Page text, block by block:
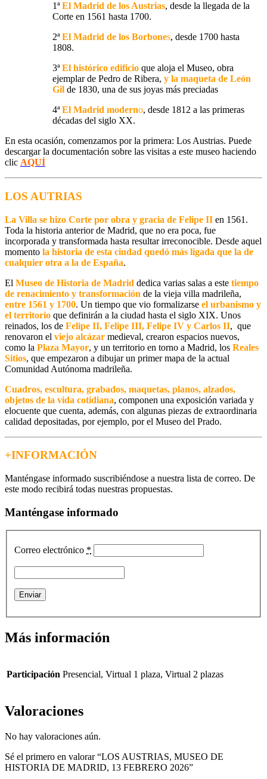
1ªEl Madrid de los Austrias, desde la llegada de la
Corte en 1561 hasta 1700.
2ªEl Madrid de los Borbones, desde 1700 hasta
1808.
3ªEl histórico edificio que aloja el Museo, obra
ejemplar de Pedro de Ribera, y la maqueta de León
Gil de 1830, una de sus joyas más preciadas
4ªEl Madrid moderno, desde 1812 a las primeras
décadas del siglo XX.
En esta ocasión, comenzamos por la primera: Los Austrias. Puede
descargar la documentación sobre las visitas a este museo haciendo
clic AQUÍ
LOS AUTRIAS
La Villa se hizo Corte por obra y gracia de Felipe II en 1561.
Toda la historia anterior de Madrid, que no era poca, fue
incorporada y transformada hasta resultar irreconocible. Desde aquel
momento la historia de esta ciudad quedó más ligada que la de
cualquier otra a la de España.
El Museo de Historia de Madrid dedica varias salas a este tiempo
de renacimiento y transformación de la vieja villa madrileña,
entre 1561 y 1700. Un tiempo que vio formalizarse el urbanismo y
el territorio que definirán a la ciudad hasta el siglo XIX. Unos
reinados, los de Felipe II, Felipe III, Felipe IV y Carlos II, que
renovaron el viejo alcázar medieval, crearon espacios nuevos,
como la Plaza Mayor, y un territorio en torno a Madrid, los Reales
Sitios, que empezaron a dibujar un primer mapa de la actual
Comunidad Autónoma madrileña.
Cuadros, escultura, grabados, maquetas, planos, alzados,
objetos de la vida cotidiana, componen una exposición variada y
elocuente que cuenta, además, con algunas piezas de extraordinaria
calidad depositadas, por ejemplo, por el Museo del Prado.
+INFORMACIÓN
Manténgase informado suscribiéndose a nuestra lista de correo. De
este modo recibirá todas nuestras propuestas.
Manténgase informado
Correo electrónico *
Más información
Participación Presencial, Virtual 1 plaza, Virtual 2 plazas
Valoraciones
No hay valoraciones aún.
Sé el primero en valorar “LOS AUSTRIAS, MUSEO DE
HISTORIA DE MADRID, 13 FEBRERO 2026”